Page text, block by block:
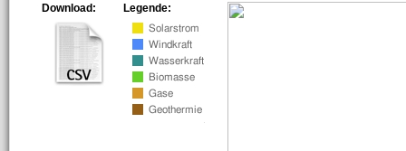
Legende:
Download: